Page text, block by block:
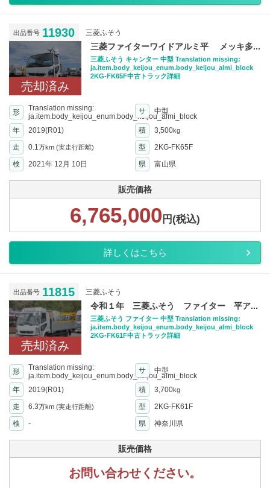
出品番号 11930 三菱ふそう
売却済み
三菱ファイターワイドアルミ平 メッキ多...
三菱ふそう キャンター 中型 Translation missing:
ja.item.body_keijou_enum.body_keijou_almi_block
2KG-FK65F中古トラック詳細
形
Translation missing:
ja.item.body_keijou_enum.body_keijou_almi_block
サ 中型
年 2019(R01) 積 3,500kg
走 0.1万km (実走行距離) 型
2KG-FK65F
検
2021年 12月 10日 県 富山県
販売価格
6,765,000 円(税込)
詳しくはこちら
出品番号 11815 三菱ふそう
売却済み
令和１年 三菱ふそう ファイター 平ア...
三菱ふそう ファイター 中型 Translation missing:
ja.item.body_keijou_enum.body_keijou_almi_block
2KG-FK61F中古トラック詳細
形
Translation missing:
ja.item.body_keijou_enum.body_keijou_almi_block
サ 中型
年 2019(R01) 積 3,700kg
走 6.3万km (実走行距離) 型
2KG-FK61F
検
- 県 神奈川県
販売価格
お問い合わせください。